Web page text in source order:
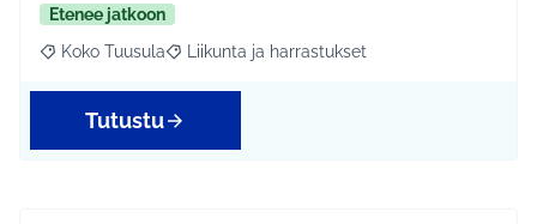
Etenee jatkoon
Rajaa tulokset aihepiirin mukaan: Koko Tuusula
Koko Tuusula Rajaa tulokset teeman mukaan: Liikunta ja
Liikunta ja harrastukset
Tutustu